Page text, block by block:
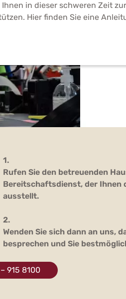
Ihnen in dieser schweren Zeit
Hier finden Sie eine
1.
Rufen Sie den betreuenden
Bereitschaftsdienst, der Ihnen
ausstellt.
2.
Wenden Sie sich dann an uns,
besprechen und Sie
915 8100